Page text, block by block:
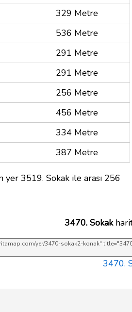
329 Metre
536 Metre
291 Metre
291 Metre
256 Metre
456 Metre
334 Metre
387 Metre
yer 3519. Sokak ile arası 256
3470. Sokak
3470.